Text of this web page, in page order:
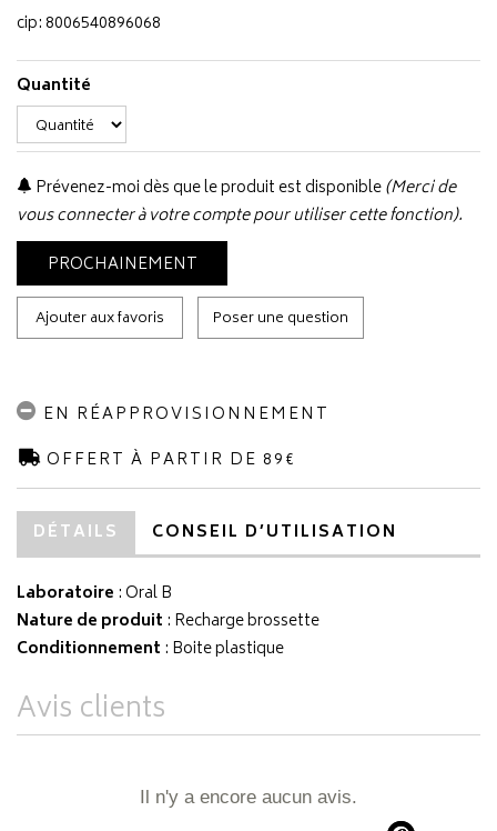
cip: 8006540896068
Quantité
Prévenez-moi dès que le produit est disponible(Merci de
vous connecter à votre compte pour utiliser cette fonction).
PROCHAINEMENT
Ajouter aux favoris Poser une question
EN RÉAPPROVISIONNEMENT
OFFERT À PARTIR DE 89€
DÉTAILS CONSEIL D’UTILISATION
Laboratoire :Oral B
Nature de produit : Recharge brossette
Conditionnement : Boite plastique
Avis clients
Il n'y a encore aucun avis.